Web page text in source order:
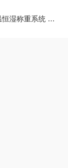
浓度颗粒物称量产品介绍